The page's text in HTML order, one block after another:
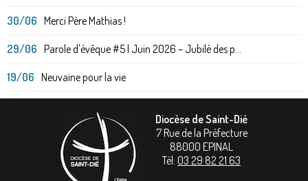
30/06 Merci Père Mathias !
29/06 Parole d'évêque #5 | Juin 2026 – Jubilé des p...
19/06 Neuvaine pour la vie
Diocèse de Saint-Dié
7 Rue de la Préfecture
88000 EPINAL
Tél: 03 29 82 21 63